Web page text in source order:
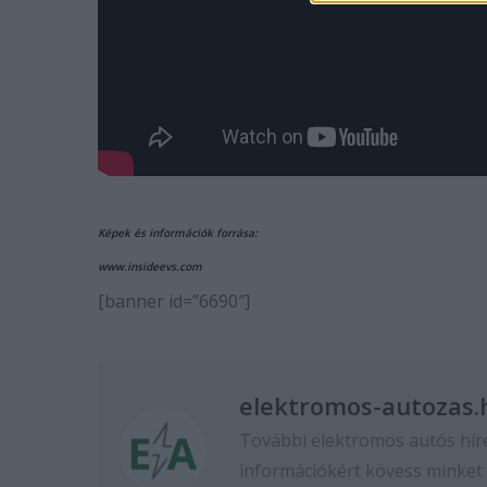
Képek és információk forrása:
www.insideevs.com
[banner id=”6690″]
elektromos-
További elektromos autós
információkért kövess minket